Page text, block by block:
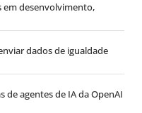
em desenvolvimento,
dados de igualdade
de agentes de IA da OpenAI